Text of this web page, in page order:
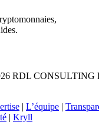
RDL CONSULTING
| L’équipe |
| Kryll